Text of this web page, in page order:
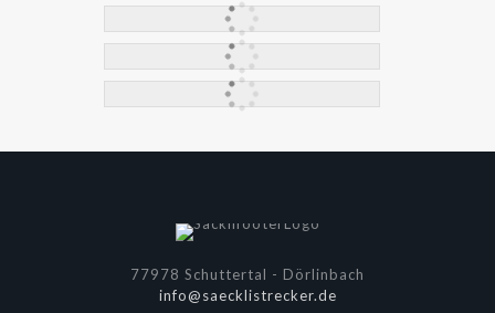
77978 Schuttertal - Dörlinbach
info@saecklistrecker.de